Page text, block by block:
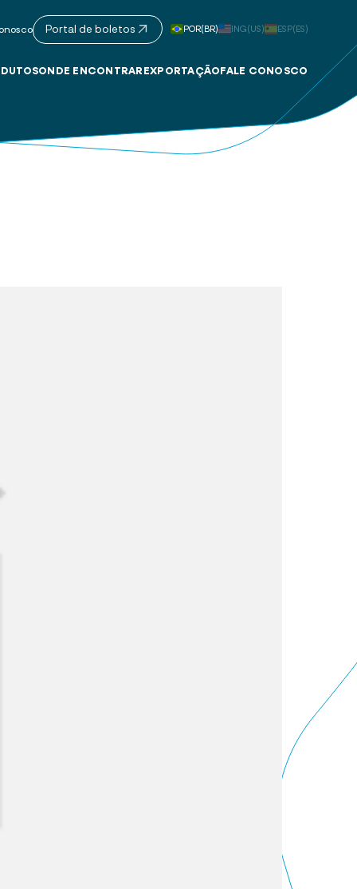
Portal de boletos POR(BR) ING(US) ESP(ES)
ONDE ENCONTRAR EXPORTAÇÃO FALE CONOSCO